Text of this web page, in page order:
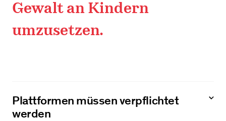
Gewalt an Kindern
umzusetzen.
Plattformen müssen verpflichtet
werden